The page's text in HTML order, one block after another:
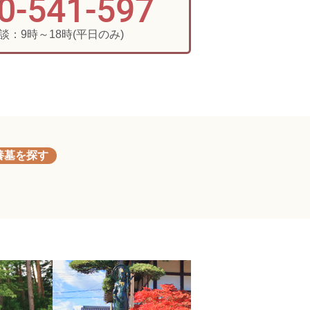
：9時～18時(平日のみ)
墓を探す